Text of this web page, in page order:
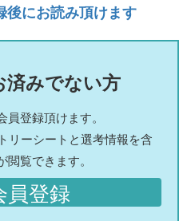
にお読み頂けます
済みでない方
登録頂けます。
リーシートと選考情報を含
覧できます。
員登録